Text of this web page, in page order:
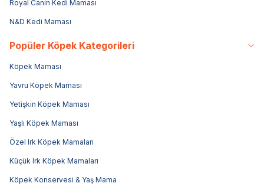
Royal Canin Kedi Maması
N&D Kedi Maması
Popüler Köpek Kategorileri
Köpek Maması
Yavru Köpek Maması
Yetişkin Köpek Maması
Yaşlı Köpek Maması
Özel Irk Köpek Mamaları
Küçük Irk Köpek Mamaları
Köpek Konservesi & Yaş Mama